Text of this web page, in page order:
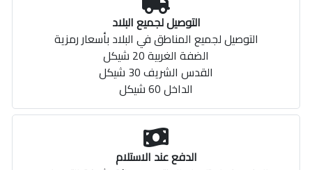
التوصيل لجميع البلاد
التوصيل لجميع المناطق في البلاد بأسعار رمزية
الضفة الغربية 20 شيكل
القدس الشريف 30 شيكل
الداخل 60 شيكل
الدفع عند الاستلام